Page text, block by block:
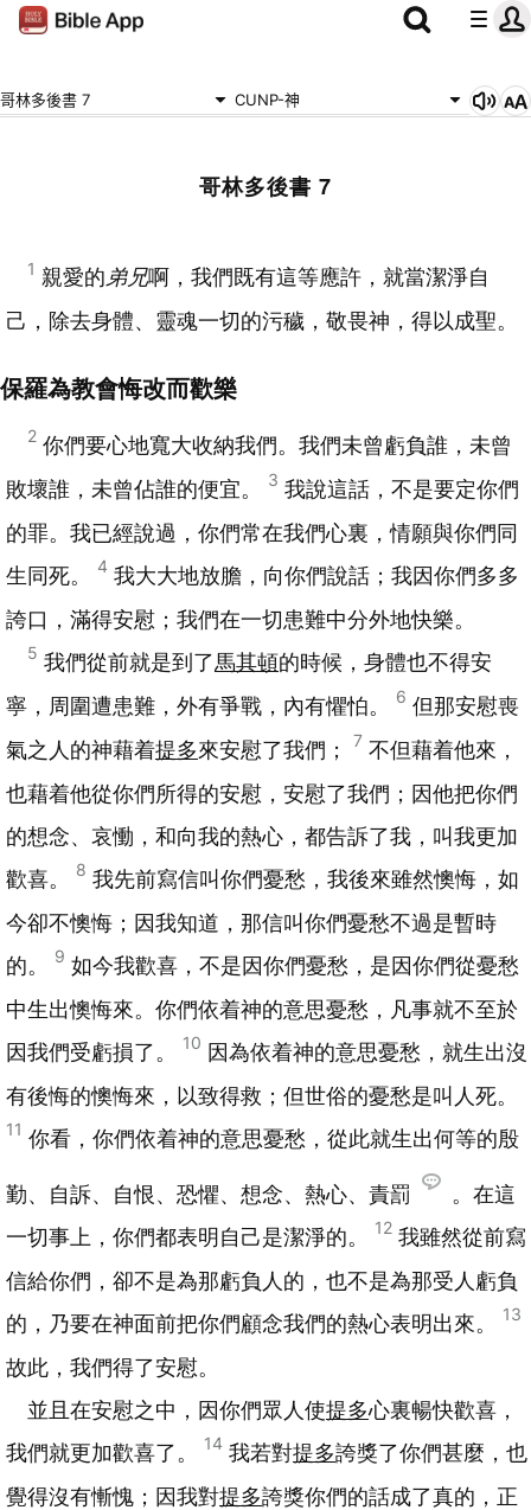
哥林多後書 7 CUNP-神
哥林多後書 7
1 親愛的 弟兄啊，我們既有這等應許，就當潔淨自
己，除去身體、靈魂一切的污穢，敬畏神，得以成聖。
保羅為教會悔改而歡樂
2 你們要心地寬大收納我們。我們未曾虧負誰，未曾
敗壞誰，未曾佔誰的便宜。
3 我說這話，不是要定你們
的罪。我已經說過，你們常在我們心裏，情願與你們同
生同死。
4 我大大地放膽，向你們說話；我因你們多多
誇口，滿得安慰；我們在一切患難中分外地快樂。
5 我們從前就是到了馬其頓的時候，身體也不得安
寧，周圍遭患難，外有爭戰，內有懼怕。
6 但那安慰喪
氣之人的神藉着提多來安慰了我們； 7 不但藉着他來，
也藉着他從你們所得的安慰，安慰了我們；因他把你們
的想念、哀慟，和向我的熱心，都告訴了我，叫我更加
歡喜。
8 我先前寫信叫你們憂愁，我後來雖然懊悔，如
今卻不懊悔；因我知道，那信叫你們憂愁不過是暫時
的。
9 如今我歡喜，不是因你們憂愁，是因你們從憂愁
中生出懊悔來。你們依着神的意思憂愁，凡事就不至於
因我們受虧損了。
10 因為依着神的意思憂愁，就生出沒
有後悔的懊悔來，以致得救；但世俗的憂愁是叫人死。
11 你看，你們依着神的意思憂愁，從此就生出何等的殷
勤、自訴、自恨、恐懼、想念、熱心、責罰
。在這
一切事上，你們都表明自己是潔淨的。
12 我雖然從前寫
信給你們，卻不是為那虧負人的，也不是為那受人虧負
的，乃要在神面前把你們顧念我們的熱心表明出來。
13
故此，我們得了安慰。
並且在安慰之中，因你們眾人使提多心裏暢快歡喜，
我們就更加歡喜了。
14 我若對提多誇獎了你們甚麼，也
覺得沒有慚愧；因我對提多誇獎你們的話成了真的，正